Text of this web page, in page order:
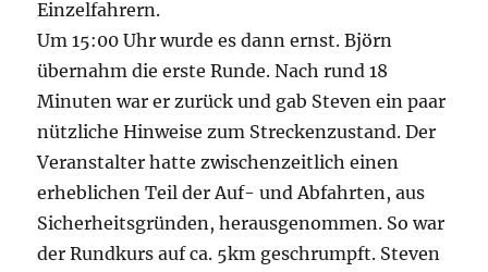
Einzelfahrern.
Um 15:00 Uhr wurde es dann ernst. Björn
übernahm die erste Runde. Nach rund 18
Minuten war er zurück und gab Steven ein paar
nützliche Hinweise zum Streckenzustand. Der
Veranstalter hatte zwischenzeitlich einen
erheblichen Teil der Auf- und Abfahrten, aus
Sicherheitsgründen, herausgenommen. So war
der Rundkurs auf ca. 5km geschrumpft. Steven